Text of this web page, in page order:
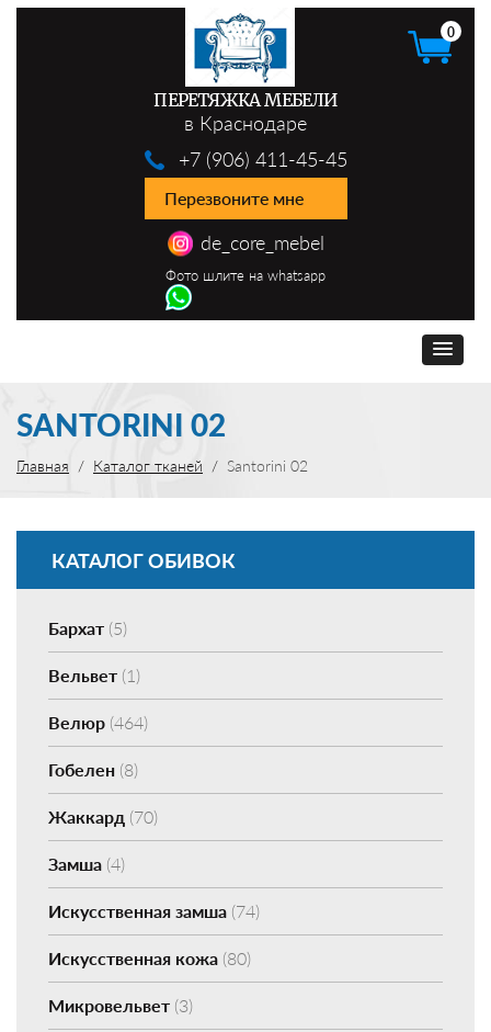
ПЕРЕТЯЖКА МЕБЕЛИ
в Краснодаре
de_core_mebel
Фото шлите на whatsapp
+7 (906) 411-45-45
Перезвоните мне
0
SANTORINI 02
Главная Каталог тканей Santorini 02
КАТАЛОГ ОБИВОК
Бархат (5)
Вельвет (1)
Велюр (464)
Гобелен (8)
Жаккард (70)
Замша (4)
Искусственная замша (74)
Искусственная кожа (80)
Микровельвет (3)